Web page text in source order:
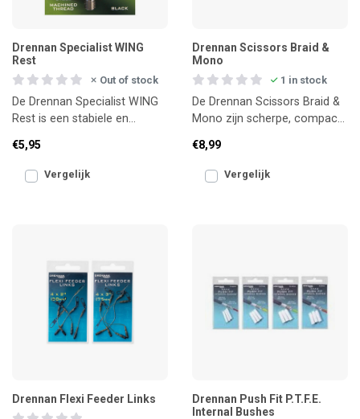
Drennan Specialist WING
Rest
Out of stock
De Drennan Specialist WING
Rest is een stabiele en
extra grip geeft
€5,95
Vergelijk
Drennan Scissors Braid &
Mono
1 in stock
De Drennan Scissors Braid &
Mono zijn scherpe, compacte
netjes knippen van z
€8,99
Vergelijk
Drennan Flexi Feeder Links
Drennan Push Fit P.T.F.E.
Internal Bushes